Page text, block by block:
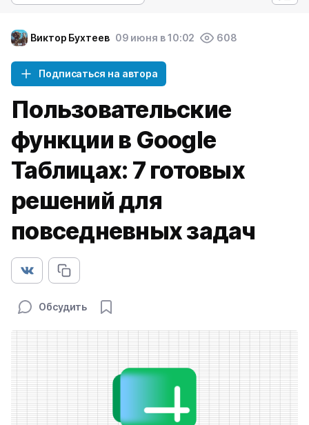
Виктор Бухтеев 09 июня в 10:02 608
Подписаться на автора
Пользовательские
функции в Google
Таблицах: 7 готовых
решений для
повседневных задач
Обсудить